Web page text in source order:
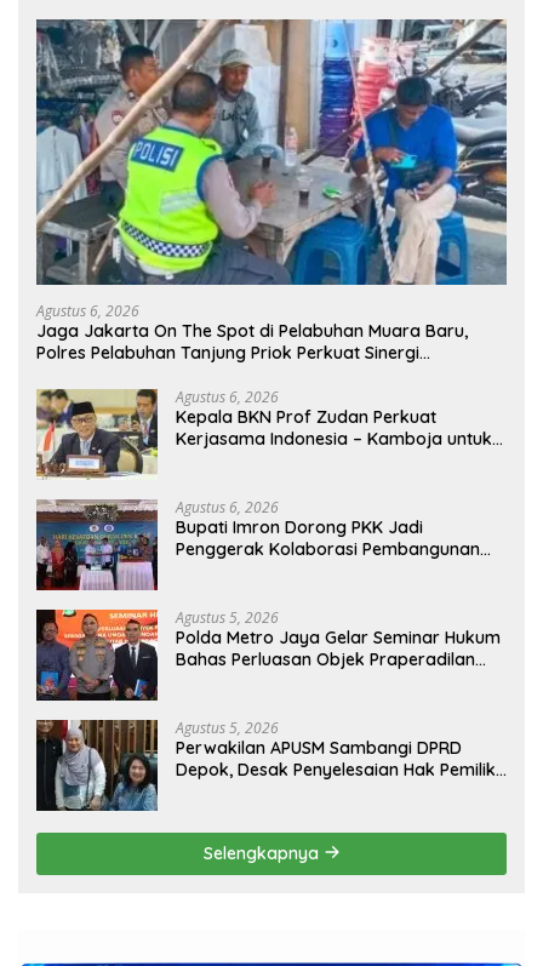
Agustus 6, 2026
Jaga Jakarta On The Spot di Pelabuhan Muara Baru,
Polres Pelabuhan Tanjung Priok Perkuat Sinergi
Agustus 6, 2026
Kepala BKN Prof Zudan Perkuat
Kerjasama Indonesia – Kamboja untuk
Agustus 6, 2026
Bupati Imron Dorong PKK Jadi
Penggerak Kolaborasi Pembangunan
Agustus 5, 2026
Polda Metro Jaya Gelar Seminar Hukum
Bahas Perluasan Objek Praperadilan
Agustus 5, 2026
Perwakilan APUSM Sambangi DPRD
Depok, Desak Penyelesaian Hak Pemilik
Selengkapnya